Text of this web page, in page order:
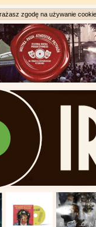
zgodę na używanie